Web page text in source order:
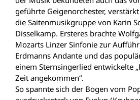
geführte Geigenorchester,
die Saitenmusikgruppe von Karin
Disselkamp. Ersteres brachte
Mozarts Linzer Sinfonie zur
Erdmanns Andante und das
einem Sternsingerlied entwickelte
Zeit angekommen“.
So spannte sich der Bogen vom